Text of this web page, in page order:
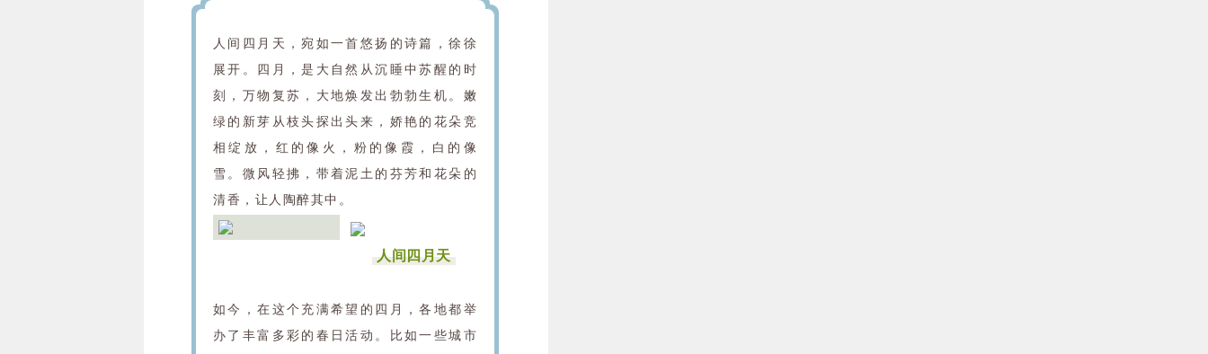
人间四月天，宛如一首悠扬的诗篇，徐徐
展开。四月，是大自然从沉睡中苏醒的时
刻，万物复苏，大地焕发出勃勃生机。嫩
绿的新芽从枝头探出头来，娇艳的花朵竞
相绽放，红的像火，粉的像霞，白的像
雪。微风轻拂，带着泥土的芬芳和花朵的
清香，让人陶醉其中。
人间四月天
如今，在这个充满希望的四月，各地都举
办了丰富多彩的春日活动。比如一些城市